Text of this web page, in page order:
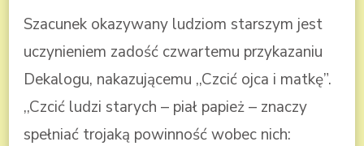
Szacunek okazywany ludziom starszym jest
uczynieniem zadość czwartemu przykazaniu
Dekalogu, nakazującemu ,,Czcić ojca i matkę”.
,,Czcić ludzi starych – piał papież – znaczy
spełniać trojaką powinność wobec nich: